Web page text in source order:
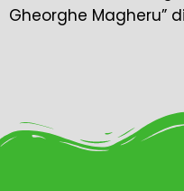
Gheorghe Magheru”